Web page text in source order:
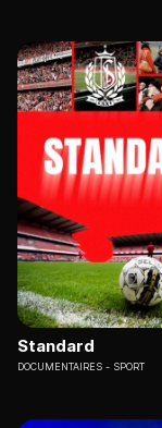
Standard
DOCUMENTAIRES SPORT